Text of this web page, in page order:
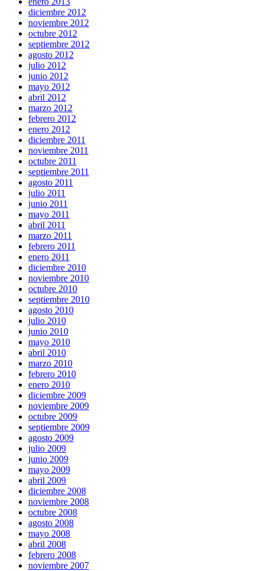
diciembre 2012
noviembre 2012
octubre 2012
septiembre 2012
agosto 2012
julio 2012
junio 2012
mayo 2012
abril 2012
marzo 2012
febrero 2012
enero 2012
diciembre 2011
noviembre 2011
octubre 2011
septiembre 2011
agosto 2011
julio 2011
junio 2011
mayo 2011
abril 2011
marzo 2011
febrero 2011
enero 2011
diciembre 2010
noviembre 2010
octubre 2010
septiembre 2010
agosto 2010
julio 2010
junio 2010
mayo 2010
abril 2010
marzo 2010
febrero 2010
enero 2010
diciembre 2009
noviembre 2009
octubre 2009
septiembre 2009
agosto 2009
julio 2009
junio 2009
mayo 2009
abril 2009
diciembre 2008
noviembre 2008
octubre 2008
agosto 2008
mayo 2008
abril 2008
febrero 2008
noviembre 2007